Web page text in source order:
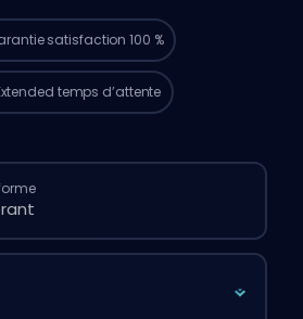
satisfaction 100 %
une commande classique via le
temps d’attente